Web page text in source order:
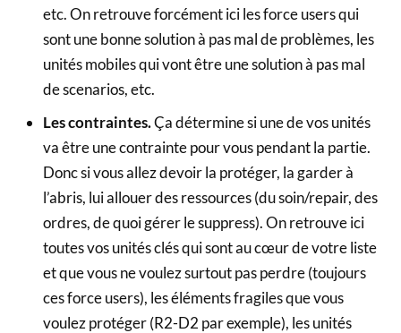
etc. On retrouve forcément ici les force users qui
sont une bonne solution à pas mal de problèmes, les
unités mobiles qui vont être une solution à pas mal
de scenarios, etc.
Les contraintes.Ça détermine si une de vos unités
va être une contrainte pour vous pendant la partie.
Donc si vous allez devoir la protéger, la garder à
l’abris, lui allouer des ressources (du soin/repair, des
ordres, de quoi gérer le suppress). On retrouve ici
toutes vos unités clés qui sont au cœur de votre liste
et que vous ne voulez surtout pas perdre (toujours
ces force users), les éléments fragiles que vous
voulez protéger (R2-D2 par exemple), les unités